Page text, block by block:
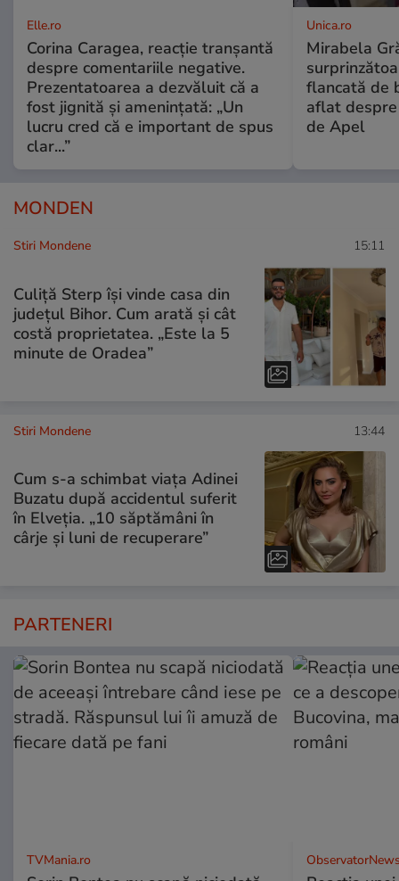
Elle.ro
Corina Caragea, reacție tranșantă
despre comentariile negative.
Prezentatoarea a dezvăluit că a
fost jignită și amenințată: „Un
lucru cred că e important de spus
clar...”
Unica.ro
Mirabela
flancată de
aflat
de Apel
MONDEN
Stiri Mondene 15:11
Culiță Sterp își vinde casa din
județul Bihor. Cum arată și cât
costă proprietatea. „Este la 5
minute de Oradea”
Stiri Mondene 13:44
Cum s-a schimbat viața Adinei
Buzatu după accidentul suferit
în Elveția. „10 săptămâni în
cârje și luni de recuperare”
PARTENERI
TVMania.ro